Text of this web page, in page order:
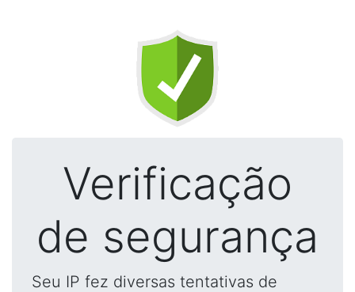
Verificação
de segurança
Seu IP fez diversas tentativas de